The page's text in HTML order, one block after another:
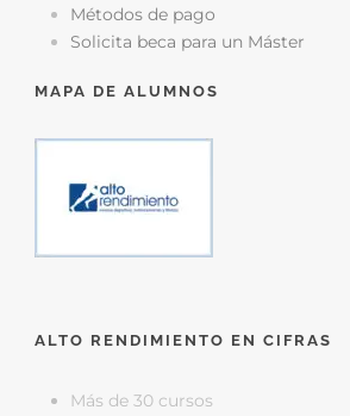
Métodos de pago
Solicita beca para un Máster
MAPA DE ALUMNOS
ALTO RENDIMIENTO EN CIFRAS
Más de 30 cursos